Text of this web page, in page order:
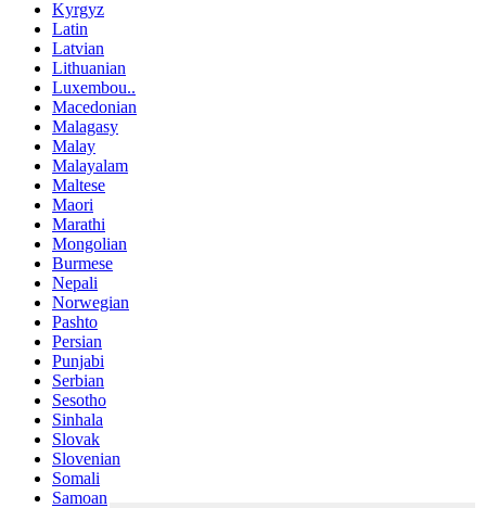
Kyrgyz
Latin
Latvian
Lithuanian
Luxembou..
Macedonian
Malagasy
Malay
Malayalam
Maltese
Maori
Marathi
Mongolian
Burmese
Nepali
Norwegian
Pashto
Persian
Punjabi
Serbian
Sesotho
Sinhala
Slovak
Slovenian
Somali
Samoan